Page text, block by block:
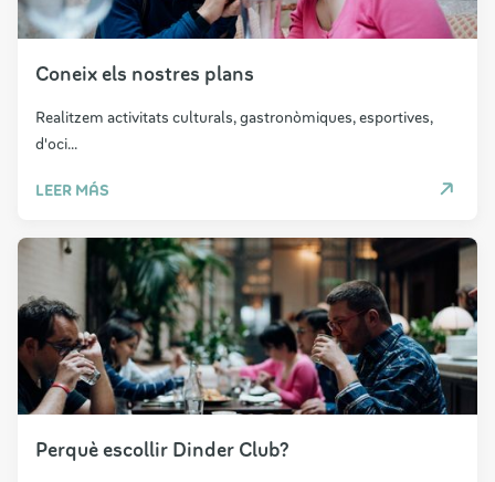
Coneix els nostres plans
Realitzem activitats culturals, gastronòmiques, esportives,
d'oci...
LEER MÁS
Perquè escollir Dinder Club?